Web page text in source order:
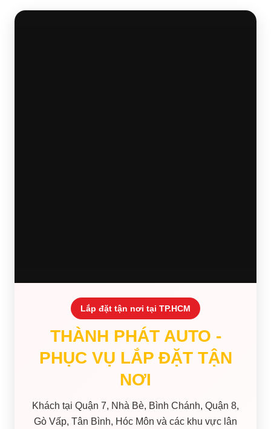
Lắp đặt tận nơi tại TP.HCM
THÀNH PHÁT AUTO -
PHỤC VỤ LẮP ĐẶT TẬN
NƠI
Khách tại Quận 7, Nhà Bè, Bình Chánh, Quận 8,
Gò Vấp, Tân Bình, Hóc Môn và các khu vực lân